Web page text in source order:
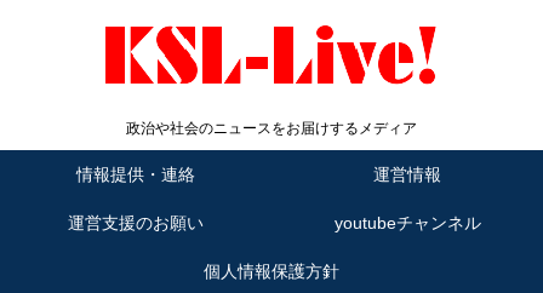
政治や社会のニュースをお届けするメディア
情報提供・連絡 運営情報
運営支援のお願い youtubeチャンネル
個人情報保護方針